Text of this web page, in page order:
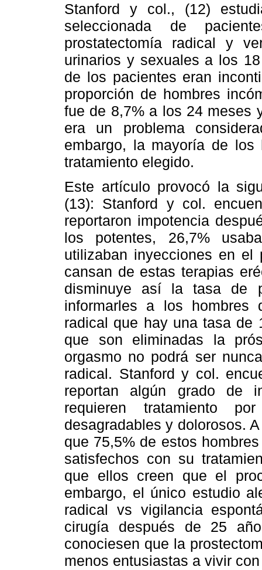
Stanford y col., (12)
seleccionada de
prostatectomía radical y
urinarios y sexuales a los
de los pacientes eran
proporción de hombres
fue de 8,7% a los 24 meses
era un problema
embargo, la mayoría de los
tratamiento elegido.
Este artículo provocó la
(13): Stanford y col.
reportaron impotencia
los potentes, 26,7%
utilizaban inyecciones en el
cansan de estas terapias
disminuye así la tasa de
informarles a los hombres
radical que hay una tasa de
que son eliminadas la
orgasmo no podrá ser
radical. Stanford y col.
reportan algún grado de
requieren tratamiento
desagradables y dolorosos.
que 75,5% de estos
satisfechos con su
que ellos creen que el
embargo, el único estudio
radical vs vigilancia
cirugía después de 25
conociesen que la
menos entusiastas a vivir